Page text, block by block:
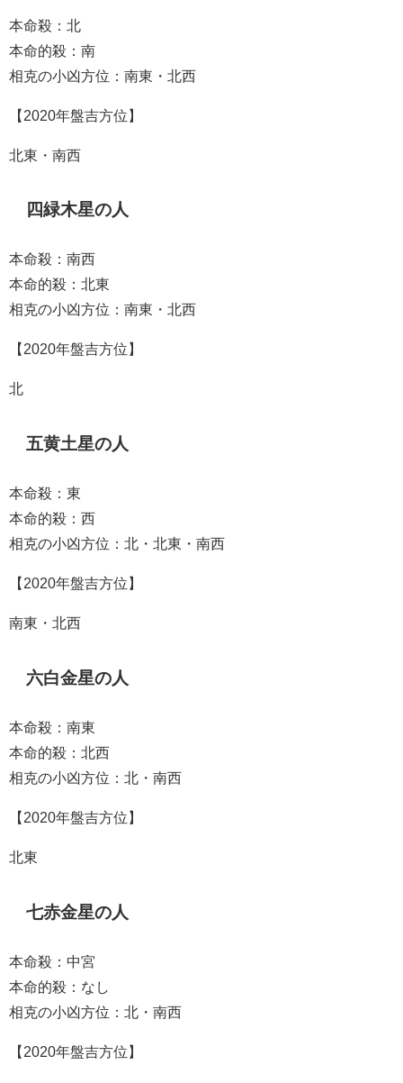
本命殺：北
本命的殺：南
相克の小凶方位：南東・北西
【2020年盤吉方位】
北東・南西
四緑木星の人
本命殺：南西
本命的殺：北東
相克の小凶方位：南東・北西
【2020年盤吉方位】
北
五黄土星の人
本命殺：東
本命的殺：西
相克の小凶方位：北・北東・南西
【2020年盤吉方位】
南東・北西
六白金星の人
本命殺：南東
本命的殺：北西
相克の小凶方位：北・南西
【2020年盤吉方位】
北東
七赤金星の人
本命殺：中宮
本命的殺：なし
相克の小凶方位：北・南西
【2020年盤吉方位】